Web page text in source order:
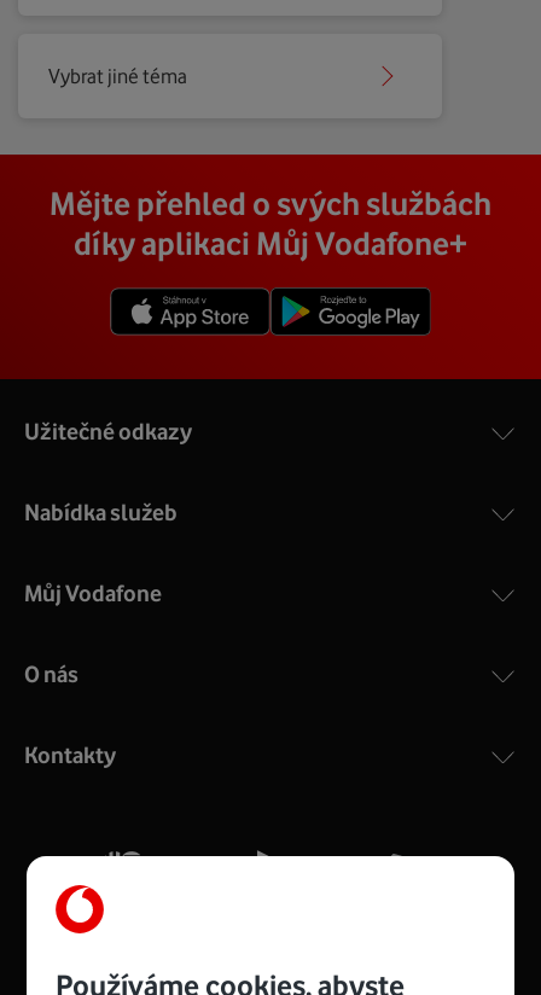
Vybrat jiné téma
Mějte přehled o svých službách
díky aplikaci Můj Vodafone+
Užitečné odkazy
Nabídka služeb
Můj Vodafone
O nás
Kontakty
Používáme cookies, abyste